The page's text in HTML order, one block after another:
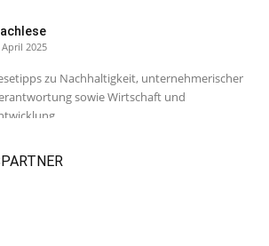
April 2025
zu Nachhaltigkeit, unternehmerischer
sowie Wirtschaft und